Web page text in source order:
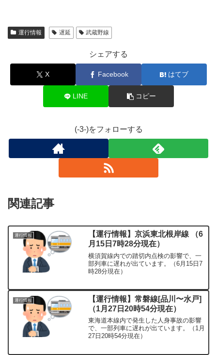
運行情報 遅延 武蔵野線
シェアする
X Facebook はてブ
LINE コピー
(-3-)をフォローする
関連記事
運行情報
【運行情報】京浜東北根岸線 （6
月15日7時28分現在）
横須賀線内での踏切内点検の影響で、一
部列車に遅れが出ています。（6月15日7
時28分現在）
運行情報
【運行情報】常磐線[品川〜水戸]
（1月27日20時54分現在）
東海道本線内で発生した人身事故の影響
で、一部列車に遅れが出ています。（1月
27日20時54分現在）